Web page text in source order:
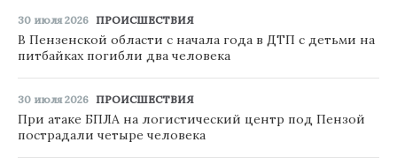
30 июля 2026 ПРОИСШЕСТВИЯ
В Пензенской области с начала года в ДТП с детьми на
питбайках погибли два человека
30 июля 2026 ПРОИСШЕСТВИЯ
При атаке БПЛА на логистический центр под Пензой
пострадали четыре человека